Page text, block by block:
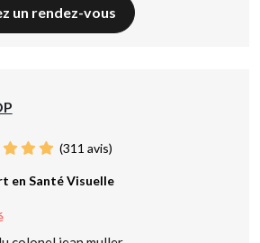
un rendez-vous
(311 avis)
en Santé Visuelle